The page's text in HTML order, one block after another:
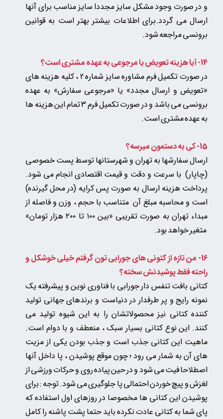
و در صورت وجود مشکل سایز مجددا سایز مناسب برای آنها
ارسال می گردد.برای اطلاعات بیشتر بهتر است به قوانین
برونسی مراجعه شود.
14- آیا هزینه تعویض یا مرجوعی به عهده مشتری است؟
در صورت تکمیل فرم مشاوره سایز شماره 2 ، کلیه هزینه های
«تعویض و ارسال مجدد» یا «مرجوعی سفارش» به عهده
برونسی می باشد و در صورت تکمیل فرم 3 تمام این هزینه ها
به عهده مشتری است.
15- کی به دستمون میرسه؟
ارسال سفارشها به تهران و شهرستانها توسط پست خصوصی
(چاپار) با سرعت و دقت و قیمت اقتصادی انجام می شود.
پرداخت هزینه ارسال به صورت پس کرایه (در محل گیرنده)
است و محاسبه مبلغ آن متناسب با حجم ، وزن و فاصله از
مبداء تهران به صورت تقریبی «بین ۱۰۰ تا ۲۰۰ هزار تومان»​​​​​​​
متغیر خواهد بود.​​​​​​​
16- من تازه از کتونی های جورابی تون گرفتم خیلی خوشکل و
راحته فقط پوشیدنش سخته؟
کتانی بافت تنفس دار جورابی با فناوری نوین و پیشرفته یک
نمونه رایج و پر طرفدار در دنیاست و برندهای جهانی تولید
کننده کتانی نیز محصولاتشان را به این شیوه تولید می
کنند. این نوع کتانی بسیار سبک ، منعطف و با دوام است.
ماهیت این کتانی جذب است و جذب بودن یکی از مزیت
های آن به شمار می رود ؛ چون موقع پوشیدن ، پا داخل آنها
اصطلاحا فیت می شود و در حین پیاده روی و حرکات ورزشی از
لغزش و پیچ خوردن احتمالی پا جلوگیری می شود. توجه : برای
پوشیدن این کتانی ها مخصوصا در روزهای اول استفاده که
پای شما به کتانی عادت نکرده باید حتما پشت پاشنه را کامل